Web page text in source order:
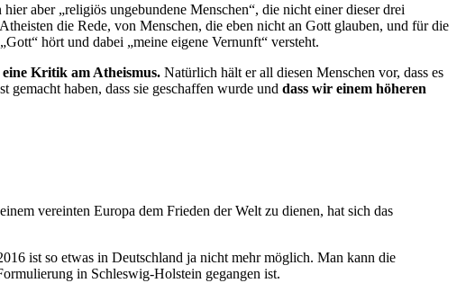
aber „religiös ungebundene Menschen“, die nicht einer dieser drei
die Rede, von Menschen, die eben nicht an Gott glauben, und für die
hört und dabei „meine eigene Vernunft“ versteht.
eine Kritik am Atheismus. Natürlich hält er all diesen Menschen vor, dass es
haben, dass sie geschaffen wurde und dass wir einem höheren
vereinten Europa dem Frieden der Welt zu dienen, hat sich das
ist so etwas in Deutschland ja nicht mehr möglich. Man kann die
in Schleswig-Holstein gegangen ist.